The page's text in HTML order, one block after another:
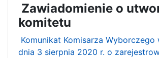
Zawiadomienie o
komitetu
Komunikat Komisarza Wyborczego
dnia 3 sierpnia 2020 r. o